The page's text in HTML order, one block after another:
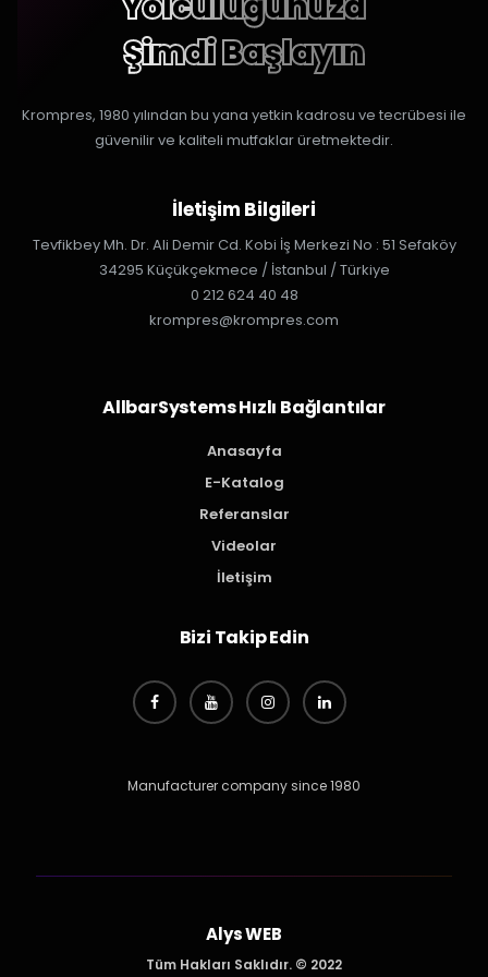
Şimdi Başlayın
Krompres, 1980 yılından bu yana yetkin kadrosu ve tecrübesi ile
güvenilir ve kaliteli mutfaklar üretmektedir.
İletişim Bilgileri
Tevfikbey Mh. Dr. Ali Demir Cd. Kobi İş Merkezi No : 51 Sefaköy
34295 Küçükçekmece / İstanbul / Türkiye
0 212 624 40 48
krompres@krompres.com
AllbarSystems Hızlı Bağlantılar
Anasayfa
E-Katalog
Referanslar
Videolar
İletişim
Bizi Takip Edin
Manufacturer company since 1980
Alys WEB
Tüm Hakları Saklıdır. © 2022